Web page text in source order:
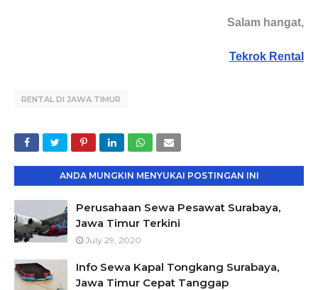
Salam hangat,
Tekrok Rental
RENTAL DI JAWA TIMUR
ANDA MUNGKIN MENYUKAI POSTINGAN INI
Perusahaan Sewa Pesawat Surabaya,
Jawa Timur Terkini
July 29, 2020
Info Sewa Kapal Tongkang Surabaya,
Jawa Timur Cepat Tanggap